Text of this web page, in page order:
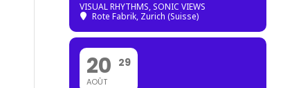
VISUAL RHYTHMS, SONIC VIEWS
Rote Fabrik, Zurich (Suisse)
20
AOÛT
29